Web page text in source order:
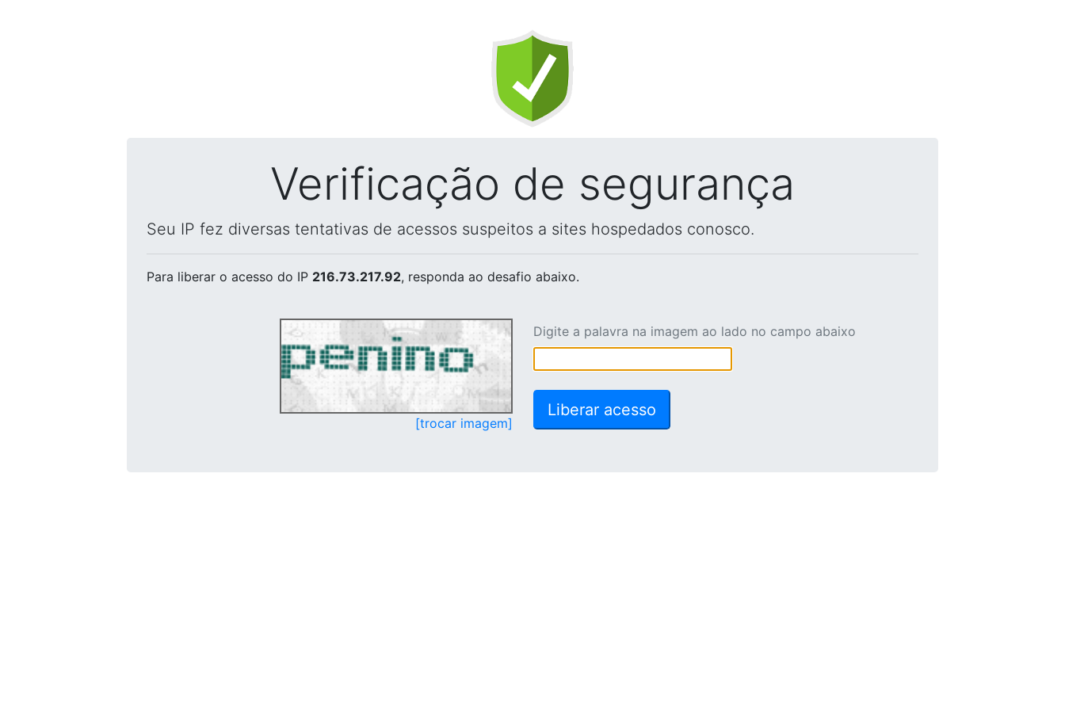
Verificação de segurança
Seu IP fez diversas tentativas de acessos suspeitos a sites hospedados conosco.
Para liberar o acesso do IP 216.73.217.92, responda ao desafio abaixo.
[trocar imagem]
Digite a palavra na imagem ao lado no campo abaixo